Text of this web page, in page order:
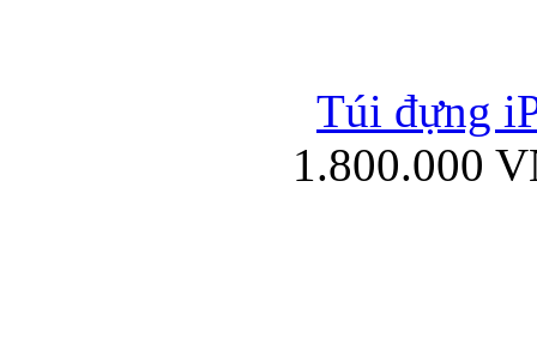
Túi xách da
Túi đựng
1.800.000